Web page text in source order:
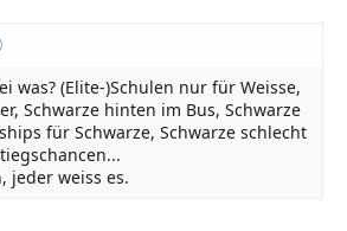
was? (Elite-)Schulen nur für Weisse,
Schwarze hinten im Bus, Schwarze
für Schwarze, Schwarze schlecht
jeder weiss es.